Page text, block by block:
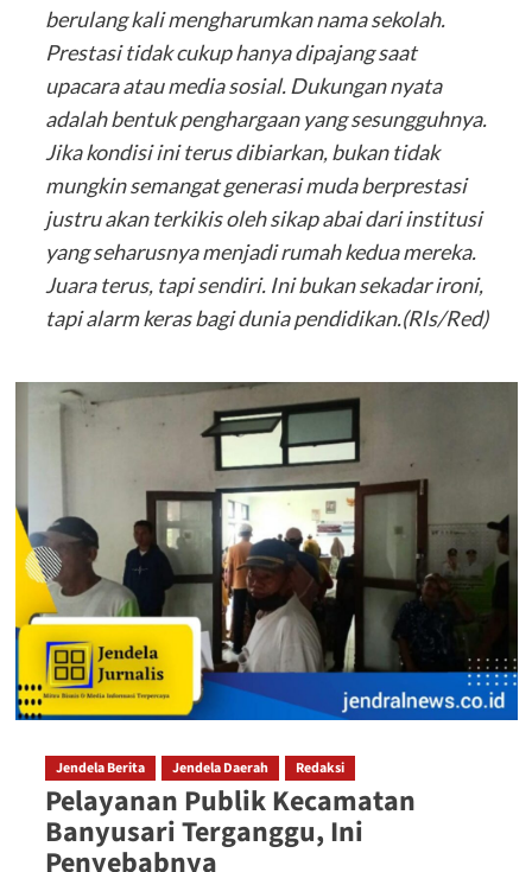
berulang kali mengharumkan nama sekolah.
Prestasi tidak cukup hanya dipajang saat
upacara atau media sosial. Dukungan nyata
adalah bentuk penghargaan yang sesungguhnya.
Jika kondisi ini terus dibiarkan, bukan tidak
mungkin semangat generasi muda berprestasi
justru akan terkikis oleh sikap abai dari institusi
yang seharusnya menjadi rumah kedua mereka.
Juara terus, tapi sendiri. Ini bukan sekadar ironi,
tapi alarm keras bagi dunia pendidikan.(Rls/Red)
Jendela Berita Jendela Daerah Redaksi
Pelayanan Publik Kecamatan
Banyusari Terganggu, Ini
Penyebabnya